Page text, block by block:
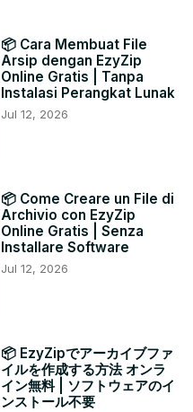
📦 Cara Membuat File
Arsip dengan EzyZip
Online Gratis | Tanpa
Instalasi Perangkat Lunak
Jul 12, 2026
📦 Come Creare un File di
Archivio con EzyZip
Online Gratis | Senza
Installare Software
Jul 12, 2026
📦 EzyZipでアーカイブファ
イルを作成する方法 オンラ
イン無料 | ソフトウェアのイ
ンストール不要